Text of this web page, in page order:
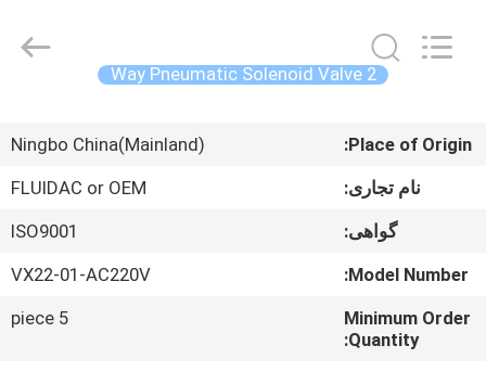
محصولات
ما
2 Way Pneumatic Solenoid Valve
Place of Origin:
Ningbo China(Mainland)
نام تجاری:
FLUIDAC or OEM
گواهی:
ISO9001
Model Number:
VX22-01-AC220V
Minimum Order
Quantity:
5 piece